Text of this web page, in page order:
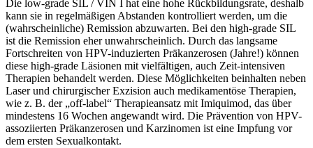
Die low-grade SIL / VIN I hat eine hohe Rückbildungsrate, deshalb
kann sie in regelmäßigen Abstanden kontrolliert werden, um die
(wahrscheinliche) Remission abzuwarten. Bei den high-grade SIL
ist die Remission eher unwahrscheinlich. Durch das langsame
Fortschreiten von HPV-induzierten Präkanzerosen (Jahre!) können
diese high-grade Läsionen mit vielfältigen, auch Zeit-intensiven
Therapien behandelt werden. Diese Möglichkeiten beinhalten neben
Laser und chirurgischer Exzision auch medikamentöse Therapien,
wie z. B. der „off-label“ Therapieansatz mit Imiquimod, das über
mindestens 16 Wochen angewandt wird. Die Prävention von HPV-
assoziierten Präkanzerosen und Karzinomen ist eine Impfung vor
dem ersten Sexualkontakt.